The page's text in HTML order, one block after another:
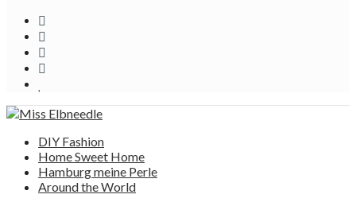
DIY Fashion
Home Sweet Home
Hamburg meine Perle
Around the World